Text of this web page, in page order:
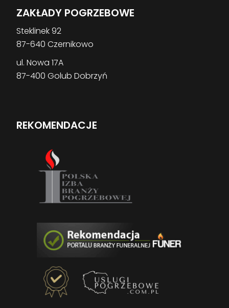
ZAKŁADY POGRZEBOWE
Steklinek 92
87-640 Czernikowo
ul. Nowa 17A
87-400 Golub Dobrzyń
REKOMENDACJE